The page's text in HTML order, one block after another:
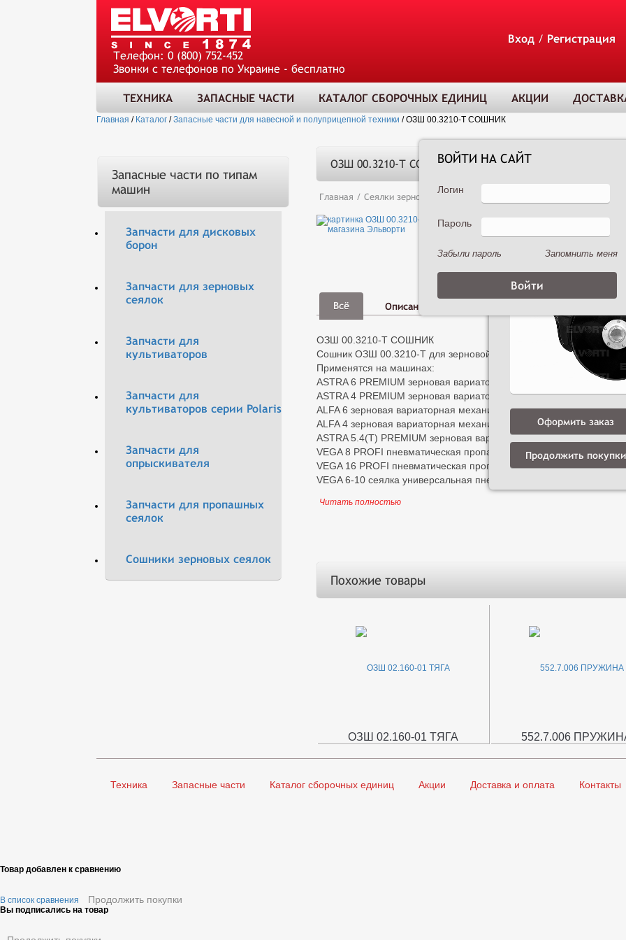
Телефон: 0 (800) 752-452
Звонки с телефонов по Украине - бесплатно
Вход / Регистрация
ТЕХНИКА ЗАПАСНЫЕ ЧАСТИ КАТАЛОГ СБОРОЧНЫХ ЕДИНИЦ АКЦИИ
Главная / Каталог /Запасные части для навесной и полуприцепной техники /ОЗШ 00.3210-Т СОШНИК
Запасные части по типам
машин
Запчасти для дисковых
борон
Запчасти для зерновых
сеялок
Запчасти для
культиваторов
Запчасти для
культиваторов серии Polaris
Запчасти для
опрыскивателя
Запчасти для пропашных
сеялок
Сошники зерновых сеялок
ОЗШ 00.3210-Т СОШНИК
Главная / Сеялки зерновые
Всё Описание
ОЗШ 00.3210-Т СОШНИК
Сошник ОЗШ 00.3210-Т для зерновой сеялки ALFA 6 и ALFA 4
Применятся на машинах:
ASTRA 6 PREMIUM зерновая вариаторная механическая сеялка
ASTRA 4 PREMIUM зерновая вариаторная механическая сеялка
ALFA 6 зерновая вариаторная механическая сеялка
ALFA 4 зерновая вариаторная механическая сеялка
ASTRA 5.4(T) PREMIUM зерновая вариаторная механическая
VEGA 8 PROFI пневматическая пропашная сеялка
VEGA 16 PROFI пневматическая пропашная сеялка
VEGA 6-10 сеялка универсальная пневматическая телескоп
Читать полностью
Похожие товары
ОЗШ 02.160-01 ТЯГА 552.7.006
Техника Запасные части Каталог сборочных единиц Акции Доставка и оплата Контакты
Товар добавлен к сравнению
В список сравнения Продолжить покупки
Оформить заказ
Продолжить покупки
Вы подписались на товар
ВОЙТИ НА САЙТ
Логин
Пароль
Забыли пароль Запомнить меня